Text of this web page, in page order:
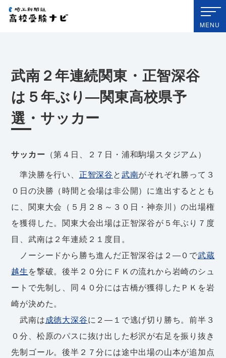
埼玉新聞社 高校受験ナビ
MENU
武南２年連続関東・正智深谷
は５年ぶり―関東高校県予
選・サッカー
サッカー （第４日、２７日・浦和駒場スタジアム）
準決勝を行い、 正智深谷と武南がそれぞれ勝って３
０日の決勝（時間と会場は非公開）に進出するととも
に、関東大会（５月２８～３０日・神奈川）の出場権
を獲得した。関東大会出場は正智深谷が５年ぶり７度
目、武南は２年連続２１度目。
ノーシードから勝ち進んだ正智深谷は２―０で武蔵
越生を撃破。後半２０分にＦＫの流れから岩崎のシュ
ートで先制し、同４０分には古橋が獲得したＰＫを岩
崎が決めた。
武南は成徳大深谷に２―１で逃げ切り勝ち。前半３
０分、松原のパスに抜け出した杉沢が右足を振り抜き
先制ゴール。後半２７分には途中出場の山本が追加点